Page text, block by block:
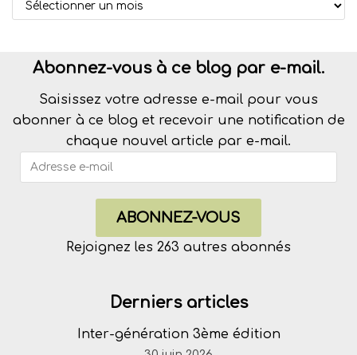
Abonnez-vous à ce blog par e-mail.
Saisissez votre adresse e-mail pour vous
abonner à ce blog et recevoir une notification de
chaque nouvel article par e-mail.
ABONNEZ-VOUS
Rejoignez les 263 autres abonnés
Derniers articles
Inter-génération 3ème édition